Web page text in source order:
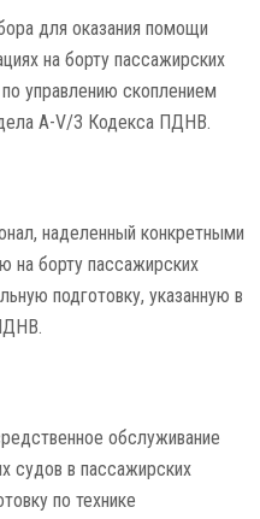
для оказания помощи
на борту пассажирских
управлению скоплением
A-V/3 Кодекса ПДНВ.
наделенный конкретными
на борту пассажирских
подготовку, указанную в
обслуживание
судов в пассажирских
по технике